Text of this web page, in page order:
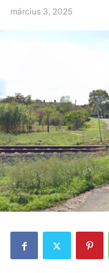
március 3, 2025